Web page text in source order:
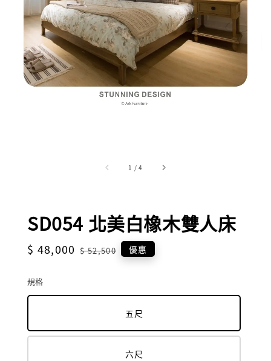
1 /4
SD054 北美白橡木雙人床
Sale
$ 48,000 Regular
$ 52,500 優惠
規格
五尺
六尺